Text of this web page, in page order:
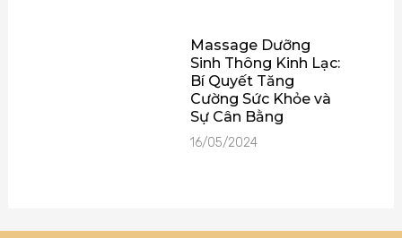
Massage Dưỡng
Sinh Thông Kinh Lạc:
Bí Quyết Tăng
Cường Sức Khỏe và
Sự Cân Bằng
16/05/2024